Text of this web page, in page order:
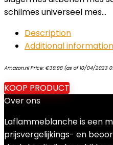
schilmes universeel mes…
Description
Additional information
Amazon.nl Price: €39.98(as of 10/04/2023
KOOP PRODUCT
Over ons
Laflammeblanche is een
prijsvergelijkings- en